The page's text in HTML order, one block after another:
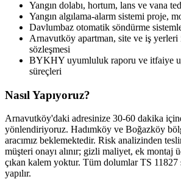
Yangın dolabı, hortum, lans ve vana
Yangın algılama-alarm sistemi proje,
Davlumbaz otomatik söndürme
Arnavutköy apartman, site ve iş yerleri
sözleşmesi
BYKHY uyumluluk raporu ve itfaiye
süreçleri
Nasıl Yapıyoruz?
Arnavutköy'daki adresinize 30-60 dakika
yönlendiriyoruz. Hadımköy ve Boğazköy
aracımız beklemektedir. Risk analizinden
müşteri onayı alınır; gizli maliyet, ek montaj
çıkan kalem yoktur. Tüm dolumlar TS 11827
yapılır.